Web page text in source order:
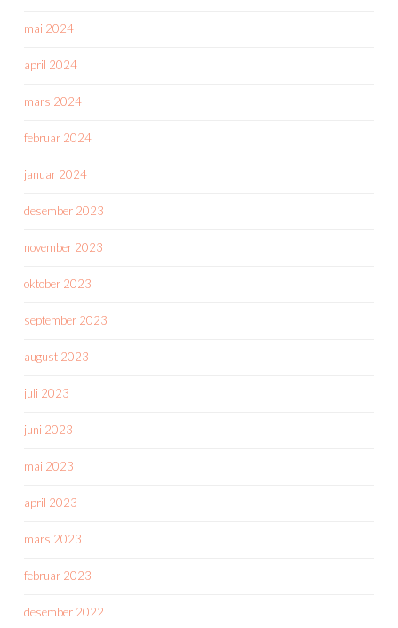
mai 2024
april 2024
mars 2024
februar 2024
januar 2024
desember 2023
november 2023
oktober 2023
september 2023
august 2023
juli 2023
juni 2023
mai 2023
april 2023
mars 2023
februar 2023
desember 2022